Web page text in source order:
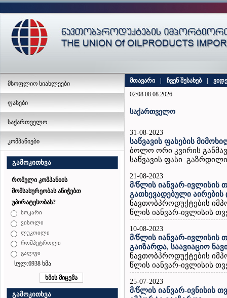
მსოფლიო სიახლეები
ფასები
საქართველო
კომპანიები
გამოკითხვა
რომელი კომპანიის
მომსახურეობას ანიჭებთ
უპირატესობას?
სოკარი
ვისოლი
ლუკოილი
რომპეტროლი
გალფი
სულ:6938 ხმა
გამოკითხვა
მთავარი ჩვენ შესახებ
02:08 08.08.2026
საქართველო
31-08-2023
საწვავის ფასების
ბოლო ორი კვირის
საწვავის ფასი
21-08-2023
მ/წლის იანვარ-ივლისის
გათხევადებული აირების
ნავთობპროდუქტების
წლის იანვარ-ივლისის
10-08-2023
მ/წლის იანვარ-ივლისის
გაიზარდა, საავიაციო
ნავთობპროდუქტების
წლის იანვარ-ივლისის
25-07-2023
მ/წლის იანვარ-ივნისის